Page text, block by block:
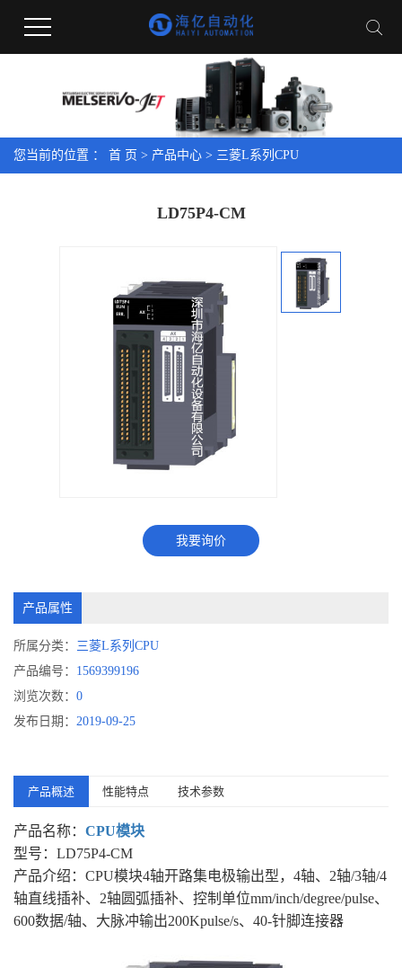
您当前的位置 ： 首 页 > 产品中心 > 三菱L系列CPU
LD75P4-CM
我要询价
产品属性
所属分类： 三菱L系列CPU
产品编号： 1569399196
浏览次数： 0
发布日期： 2019-09-25
产品概述 性能特点 技术参数
产品名称： CPU模块
型号：LD75P4-CM
产品介绍：CPU模块4轴开路集电极输出型，4轴、2轴/3轴/4
轴直线插补、2轴圆弧插补、控制单位mm/inch/degree/pulse、
600数据/轴、大脉冲输出200Kpulse/s、40-针脚连接器